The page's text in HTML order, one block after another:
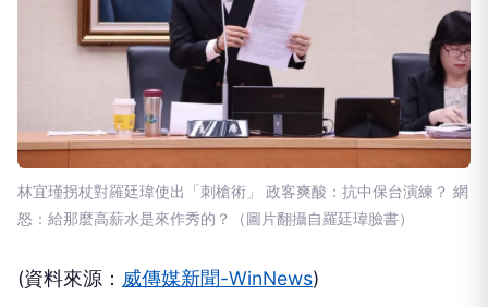
林宜瑾拐杖對羅廷瑋使出「刺槍術」 政客爽酸：抗中保台演練？ 網
怒：給那麼高薪水是來作秀的？（圖片翻攝自羅廷瑋臉書）
(資料來源： 威傳媒新聞-WinNews)